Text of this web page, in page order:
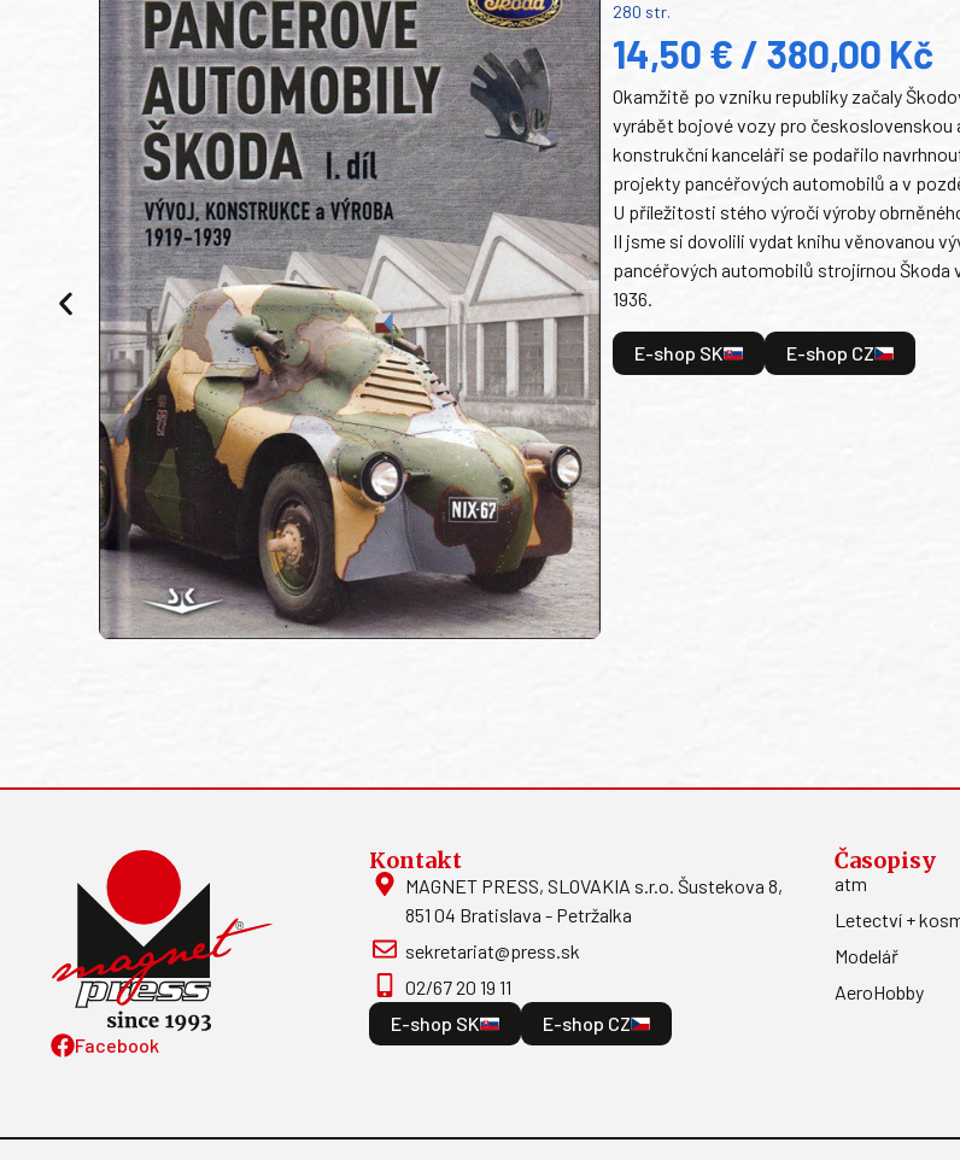
280 str.
14,50 € / 380,00 Kč
Okamžitě po vzniku republiky začaly
vyrábět bojové vozy pro československou
konstrukční kanceláři se podařilo
projekty pancéřových automobilů a v
U příležitosti stého výročí výroby
II jsme si dovolili vydat knihu věnovanou
pancéřových automobilů strojírnou Škoda v
1936.
E-shop SK E-shop CZ
Facebook
Kontakt
MAGNET PRESS, SLOVAKIA s.r.o. Šustekova 8,
851 04 Bratislava - Petržalka
sekretariat@press.sk
02/67 20 19 11
E-shop SK
E-shop CZ
Časopisy
atm
Letectví +
Modelář
AeroHobby